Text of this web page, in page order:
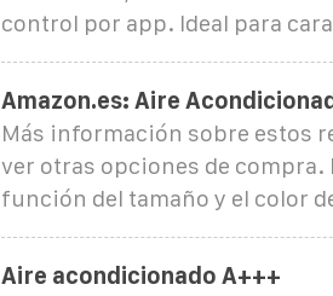
control por app. Ideal para
Amazon.es: Aire
Más información sobre estos
ver otras opciones de compra.
función del tamaño y el color
Aire acondicionado A+++